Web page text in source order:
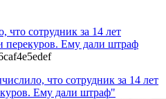
что сотрудник за 14 лет
перекуров. Ему дали штраф
что сотрудник за 14 лет
Ему дали штраф"